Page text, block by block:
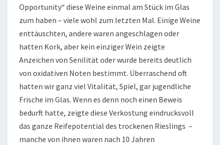
Opportunity“ diese Weine einmal am Stück im Glas
zum haben – viele wohl zum letzten Mal. Einige Weine
enttäuschten, andere waren angeschlagen oder
hatten Kork, aber kein einziger Wein zeigte
Anzeichen von Senilität oder wurde bereits deutlich
von oxidativen Noten bestimmt. Überraschend oft
hatten wir ganz viel Vitalität, Spiel, gar jugendliche
Frische im Glas. Wenn es denn noch einen Beweis
bedurft hatte, zeigte diese Verkostung eindrucksvoll
das ganze Reifepotential des trockenen Rieslings –
manche von ihnen waren nach 10 Jahren